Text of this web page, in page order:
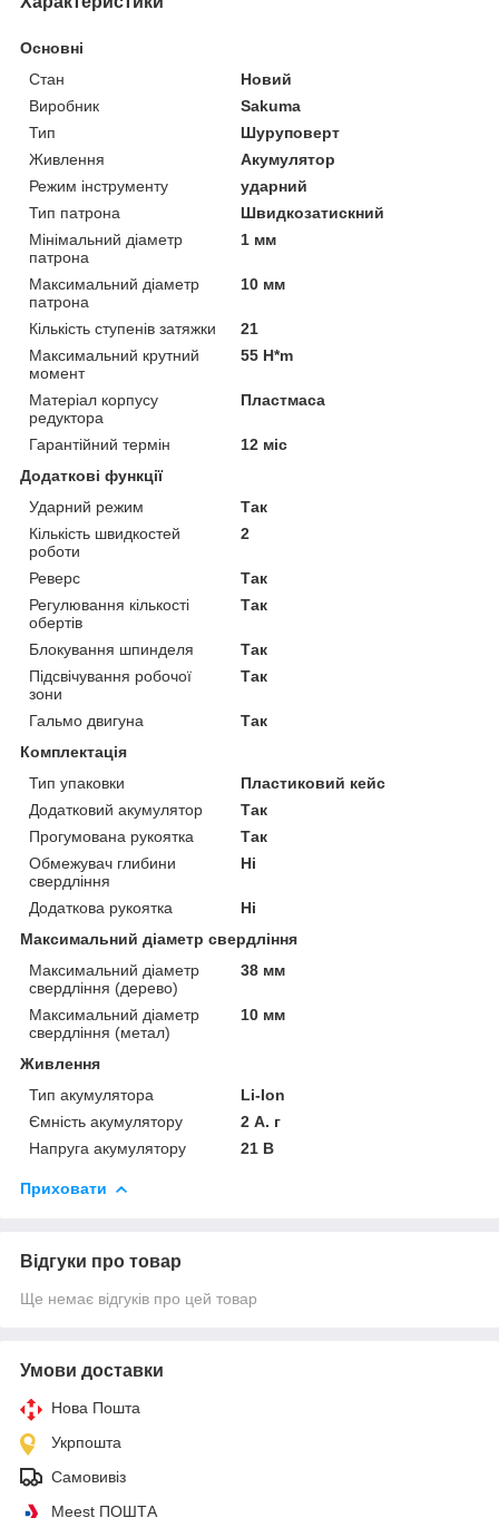
Основні
Стан
Новий
Виробник
Sakuma
Тип
Шуруповерт
Живлення
Акумулятор
Режим інструменту
ударний
Тип патрона
Швидкозатискний
Мінімальний діаметр
патрона
1 мм
Максимальний діаметр
патрона
10 мм
Кількість ступенів затяжки
21
Максимальний крутний
момент
55 H*m
Матеріал корпусу
редуктора
Пластмаса
Гарантійний термін
12 міс
Додаткові функції
Ударний режим
Так
Кількість швидкостей
роботи
2
Реверс
Так
Регулювання кількості
обертів
Так
Блокування шпинделя
Так
Підсвічування робочої
зони
Так
Гальмо двигуна
Так
Комплектація
Тип упаковки
Пластиковий кейс
Додатковий акумулятор
Так
Прогумована рукоятка
Так
Обмежувач глибини
свердління
Ні
Додаткова рукоятка
Ні
Максимальний діаметр свердління
Максимальний діаметр
свердління (дерево)
38 мм
Максимальний діаметр
свердління (метал)
10 мм
Живлення
Тип акумулятора
Li-Ion
Ємність акумулятору
2 А. г
Напруга акумулятору
21 В
Приховати
Відгуки про товар
Ще немає відгуків про цей товар
Умови доставки
Нова Пошта
Укрпошта
Самовивіз
Meest ПОШТА